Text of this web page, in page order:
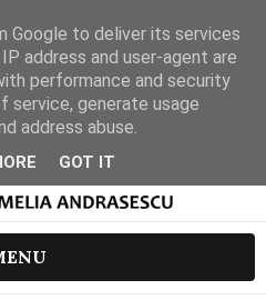
Google to deliver its services
address and user-agent are
performance and security
service, generate usage
address abuse.
GOT IT